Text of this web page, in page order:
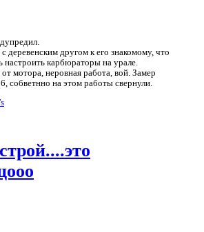
деревенским другом к его знакомому, что
карбюраторы на урале.
мотора, неровная работа, вой. Замер
собветнно на этом работы свернули.